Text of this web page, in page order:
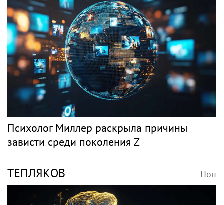
Психолог Миллер раскрыла причины
зависти среди поколения Z
ТЕПЛЯКОВ Поп